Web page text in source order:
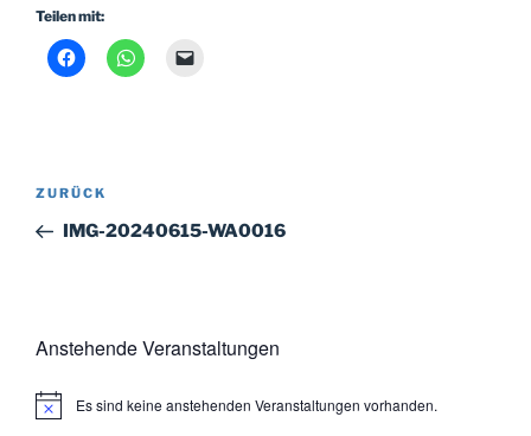
Teilen mit:
Beitragsnavigation
Vorheriger
Beitrag
ZURÜCK
IMG-20240615-WA0016
Anstehende Veranstaltungen
H
Es sind keine anstehenden Veranstaltungen vorhanden.